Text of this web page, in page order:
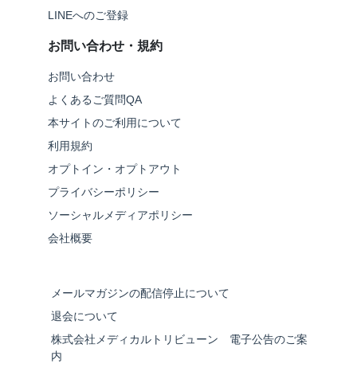
LINEへのご登録
お問い合わせ・規約
お問い合わせ
よくあるご質問QA
本サイトのご利用について
利用規約
オプトイン・オプトアウト
プライバシーポリシー
ソーシャルメディアポリシー
会社概要
メールマガジンの配信停止について
退会について
株式会社メディカルトリビューン 電子公告のご案
内